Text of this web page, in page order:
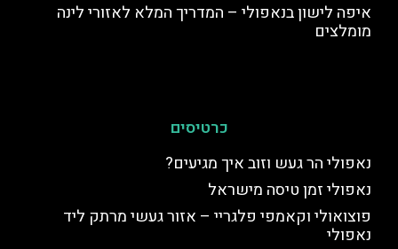
איפה לישון בנאפולי – המדריך המלא לאזורי לינה
מומלצים
כרטיסים
נאפולי הר געש וזוב איך מגיעים?
נאפולי זמן טיסה מישראל
פוצואולי וקאמפי פלגריי – אזור געשי מרתק ליד
נאפולי